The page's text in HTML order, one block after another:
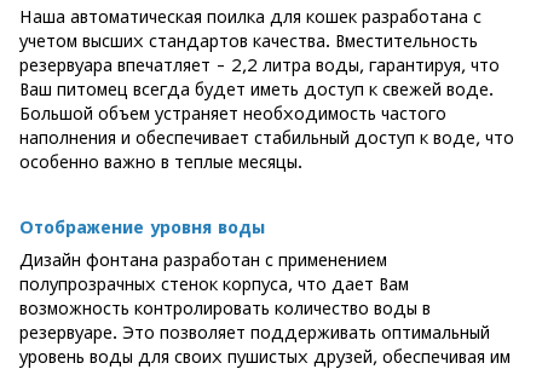
Наша автоматическая поилка для кошек разработана с
учетом высших стандартов качества. Вместительность
резервуара впечатляет - 2,2 литра воды, гарантируя, что
Ваш питомец всегда будет иметь доступ к свежей воде.
Большой объем устраняет необходимость частого
наполнения и обеспечивает стабильный доступ к воде, что
особенно важно в теплые месяцы.
Отображение уровня воды
Дизайн фонтана разработан с применением
полупрозрачных стенок корпуса, что дает Вам
возможность контролировать количество воды в
резервуаре. Это позволяет поддерживать оптимальный
уровень воды для своих пушистых друзей, обеспечивая им